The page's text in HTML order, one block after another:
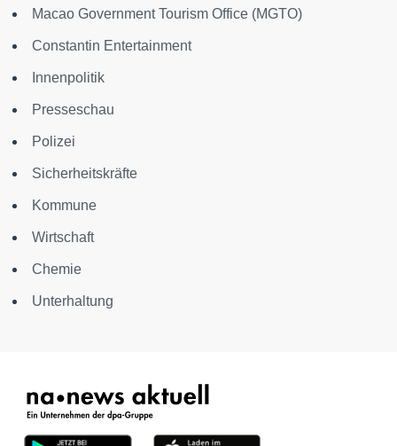
Macao Government Tourism Office (MGTO)
Constantin Entertainment
Innenpolitik
Presseschau
Polizei
Sicherheitskräfte
Kommune
Wirtschaft
Chemie
Unterhaltung